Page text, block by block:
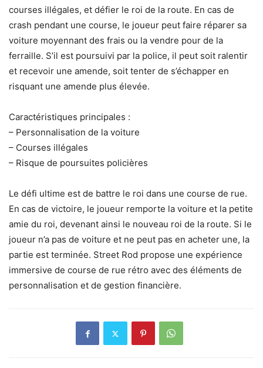
courses illégales, et défier le roi de la route. En cas de
crash pendant une course, le joueur peut faire réparer sa
voiture moyennant des frais ou la vendre pour de la
ferraille. S’il est poursuivi par la police, il peut soit ralentir
et recevoir une amende, soit tenter de s’échapper en
risquant une amende plus élevée.
Caractéristiques principales :
– Personnalisation de la voiture
– Courses illégales
– Risque de poursuites policières
Le défi ultime est de battre le roi dans une course de rue.
En cas de victoire, le joueur remporte la voiture et la petite
amie du roi, devenant ainsi le nouveau roi de la route. Si le
joueur n’a pas de voiture et ne peut pas en acheter une, la
partie est terminée. Street Rod propose une expérience
immersive de course de rue rétro avec des éléments de
personnalisation et de gestion financière.